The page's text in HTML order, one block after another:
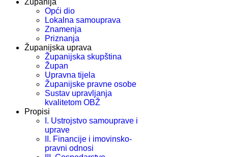
Županija
Opći dio
Lokalna samouprava
Znamenja
Priznanja
Županijska uprava
Županijska skupština
Župan
Upravna tijela
Županijske pravne osobe
Sustav upravljanja
kvalitetom OBŽ
Propisi
I. Ustrojstvo samouprave i
uprave
II. Financije i imovinsko-
pravni odnosi